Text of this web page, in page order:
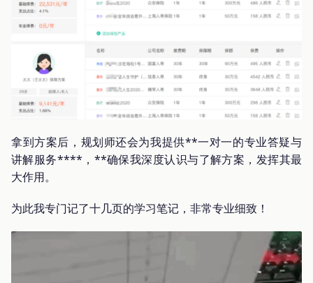
拿到方案后，规划师还会为我提供**一对一的专业答疑与
讲解服务****，**确保我深度认识与了解方案，发挥其最
大作用。
为此我专门记了十几页的学习笔记，非常专业细致！